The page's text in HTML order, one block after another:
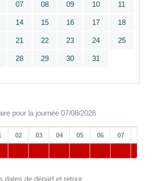
07 08 09 10 11
14 15 16 17 18
21 22 23 24 25
28 29 30 31
pour la journée 07/08/2026
02 03 04 05 06 07
dates de départ et retour